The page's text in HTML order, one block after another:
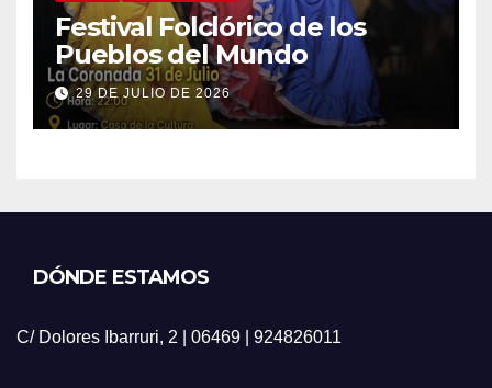
Festival Folclórico de los
Pueblos del Mundo
29 DE JULIO DE 2026
DÓNDE ESTAMOS
C/ Dolores Ibarruri, 2 | 06469 | 924826011